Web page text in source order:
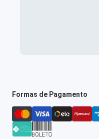
Formas de Pagamento